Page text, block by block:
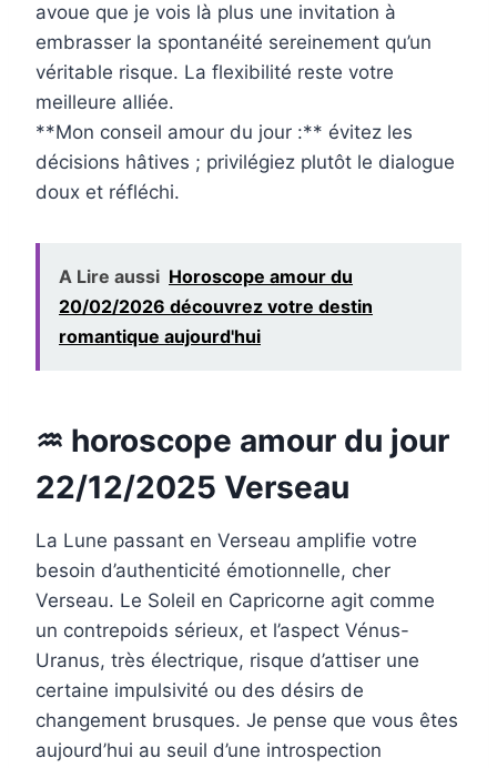
avoue que je vois là plus une invitation à
embrasser la spontanéité sereinement qu’un
véritable risque. La flexibilité reste votre
meilleure alliée.
**Mon conseil amour du jour :** évitez les
décisions hâtives ; privilégiez plutôt le dialogue
doux et réfléchi.
A Lire aussi Horoscope amour du
20/02/2026 découvrez votre destin
romantique aujourd'hui
♒ horoscope amour du jour
22/12/2025 Verseau
La Lune passant en Verseau amplifie votre
besoin d’authenticité émotionnelle, cher
Verseau. Le Soleil en Capricorne agit comme
un contrepoids sérieux, et l’aspect Vénus-
Uranus, très électrique, risque d’attiser une
certaine impulsivité ou des désirs de
changement brusques. Je pense que vous êtes
aujourd’hui au seuil d’une introspection